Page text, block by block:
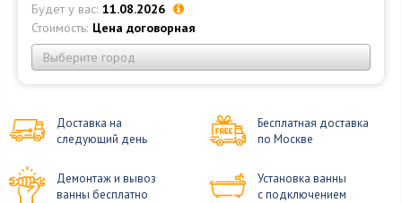
Будет у вас: 11.08.2026
Стоимость: Цена договорная
Выберите город
Доставка на
следующий день
Бесплатная доставка
по Москве
Демонтаж и вывоз
ванны бесплатно
Установка ванны
с подключением